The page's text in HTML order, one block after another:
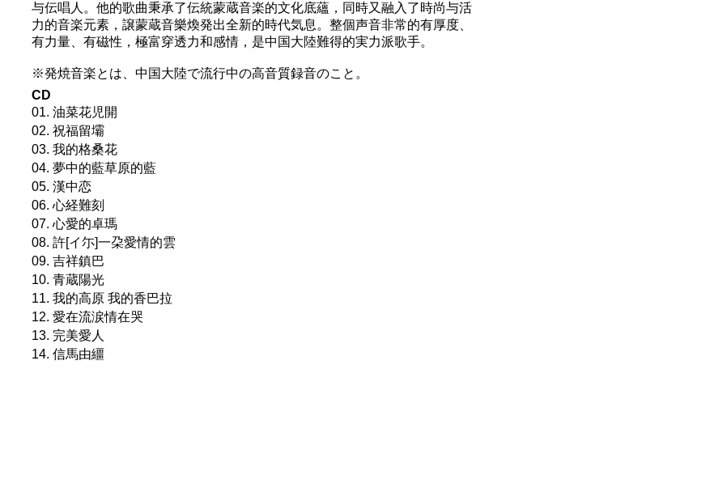
与伝唱人。他的歌曲秉承了伝統蒙蔵音楽的文化底蘊，同時又融入了時尚与活
力的音楽元素，譲蒙蔵音樂煥発出全新的時代気息。整個声音非常的有厚度、
有力量、有磁性，極富穿透力和感情，是中国大陸難得的実力派歌手。
※発焼音楽とは、中国大陸で流行中の高音質録音のこと。
CD
01. 油菜花児開
02. 祝福留壩
03. 我的格桑花
04. 夢中的藍草原的藍
05. 漢中恋
06. 心経難刻
07. 心愛的卓瑪
08. 許[イ尓]一朶愛情的雲
09. 吉祥鎮巴
10. 青蔵陽光
11. 我的高原 我的香巴拉
12. 愛在流涙情在哭
13. 完美愛人
14. 信馬由繮